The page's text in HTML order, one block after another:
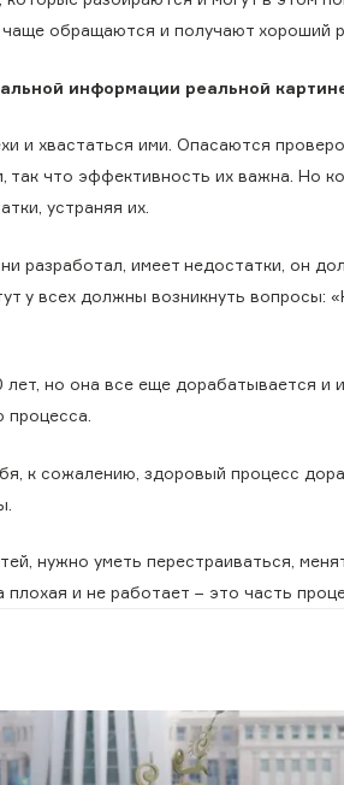
обращаются и получают хороший
информации реальной
и хвастаться ими. Опасаются
так что эффективность их важна. Но
устраняя их.
разработал, имеет недостатки, он
у всех должны возникнуть вопросы:
но она все еще дорабатывается и
процесса.
к сожалению, здоровый процесс
нужно уметь перестраиваться,
и не работает − это часть